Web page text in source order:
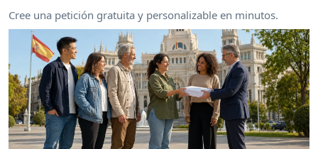
Cree una petición gratuita y personalizable en minutos.